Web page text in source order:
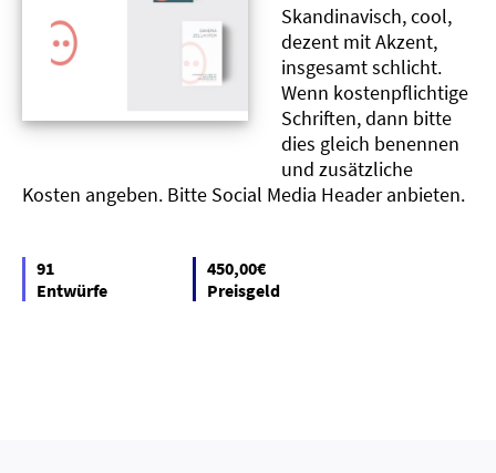
Skandinavisch, cool,
dezent mit Akzent,
insgesamt schlicht.
Wenn kostenpflichtige
Schriften, dann bitte
dies gleich benennen
und zusätzliche
Kosten angeben. Bitte Social Media Header anbieten.
91
Entwürfe
450,00€
Preisgeld